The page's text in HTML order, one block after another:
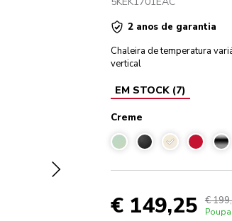
2 anos de garantia
Chaleira de temperatura
vertical
EM STOCK(7)
Creme
Creme
€ 149,25 €